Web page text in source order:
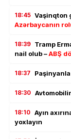
18:45 Vaşinqton
Azərbaycanın
18:39 Tramp
nail olub –ABŞ
18:37 Paşinyanla
18:30
18:10 Ayın
yoxlayın